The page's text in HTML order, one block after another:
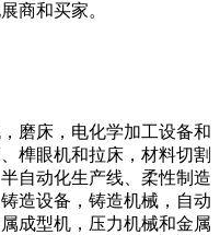
商和买家。
磨床，电化学加工设备和
榫眼机和拉床，材料切割
自动化生产线、柔性制造
造设备，铸造机械，自动
成型机，压力机械和金属